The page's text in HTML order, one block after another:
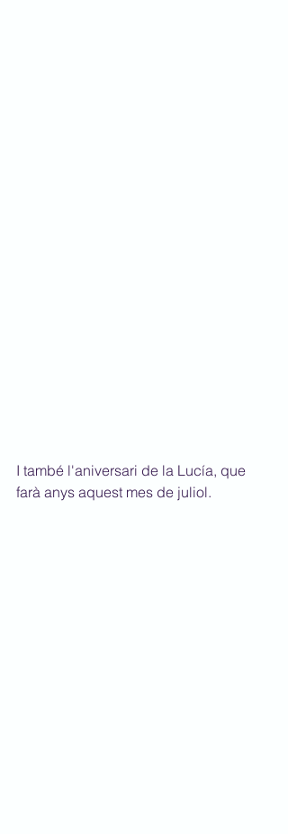
I també l'aniversari de la Lucía, que
farà anys aquest mes de juliol.